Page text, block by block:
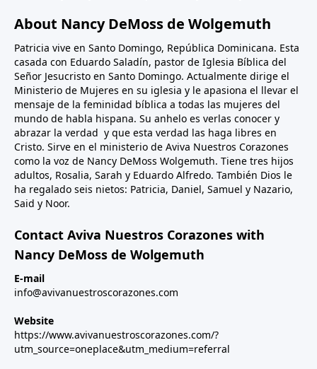
About Nancy DeMoss de Wolgemuth
Patricia vive en Santo Domingo, República Dominicana. Esta
casada con Eduardo Saladín, pastor de Iglesia Bíblica del
Señor Jesucristo en Santo Domingo. Actualmente dirige el
Ministerio de Mujeres en su iglesia y le apasiona el llevar el
mensaje de la feminidad bíblica a todas las mujeres del
mundo de habla hispana. Su anhelo es verlas conocer y
abrazar la verdad y que esta verdad las haga libres en
Cristo. Sirve en el ministerio de Aviva Nuestros Corazones
como la voz de Nancy DeMoss Wolgemuth. Tiene tres hijos
adultos, Rosalia, Sarah y Eduardo Alfredo. También Dios le
ha regalado seis nietos: Patricia, Daniel, Samuel y Nazario,
Said y Noor.
Contact Aviva Nuestros Corazones with
Nancy DeMoss de Wolgemuth
E-mail
info@avivanuestroscorazones.com
Website
https://www.avivanuestroscorazones.com/?
utm_source=oneplace&utm_medium=referral